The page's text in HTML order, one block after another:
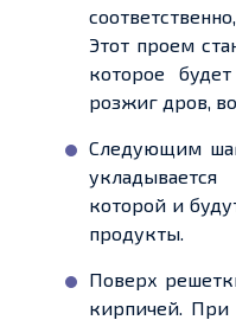
Этот проем
которое
розжиг дров,
Следующим
укладывается
которой и
продукты.
Поверх
кирпичей.